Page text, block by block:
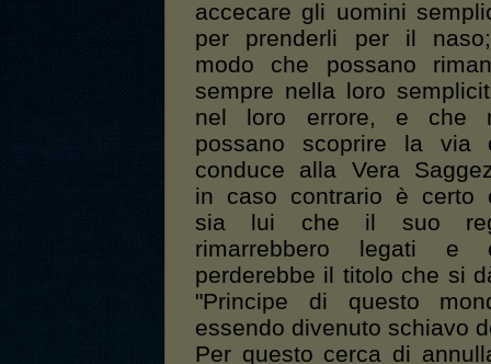
accecare gli uomini
per prenderli per il
modo che possano
sempre nella loro
nel loro errore, e che
possano scoprire la via
conduce alla Vera
in caso contrario è certo
sia lui che il suo
rimarrebbero legati e
perderebbe il titolo che si
"Principe di questo
essendo divenuto schiavo
Per questo cerca di